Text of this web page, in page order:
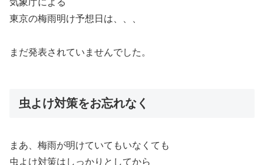
気象庁による
東京の梅雨明け予想日は、、、
まだ発表されていませんでした。
虫よけ対策をお忘れなく
まあ、梅雨が明けていてもいなくても
虫よけ対策はしっかりとしてから